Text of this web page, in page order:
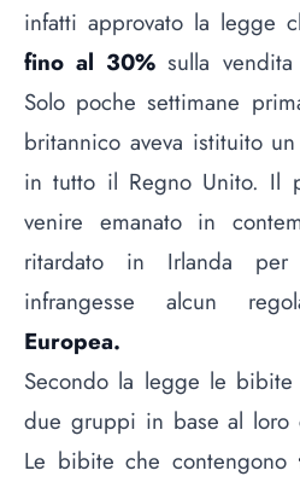
infatti approvato la legge
fino al 30% sulla
Solo poche settimane
britannico aveva istituito
in tutto il Regno Unito. Il
venire emanato in
ritardato in Irlanda
infrangesse alcun
Europea.
Secondo la legge le
due gruppi in base al loro
Le bibite che contengono